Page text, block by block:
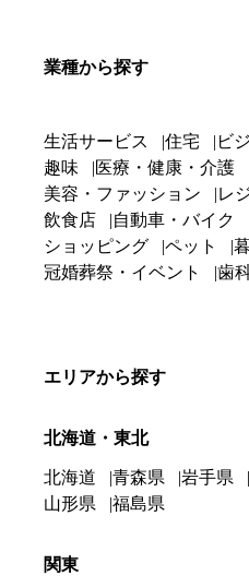
業種から探す
生活サービス 住宅 ビ
趣味
医療・健康・介護
美容・ファッション
レ
飲食店
自動車・バイク
ショッピング
ペット
冠婚葬祭・イベント
歯
エリアから探す
北海道・東北
北海道 青森県 岩手県
山形県
福島県
関東